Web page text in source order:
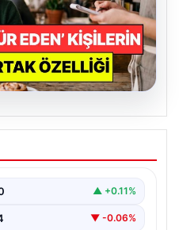
Tamirhane
görülebilen ▲ +0.11%
▼ -0.06%